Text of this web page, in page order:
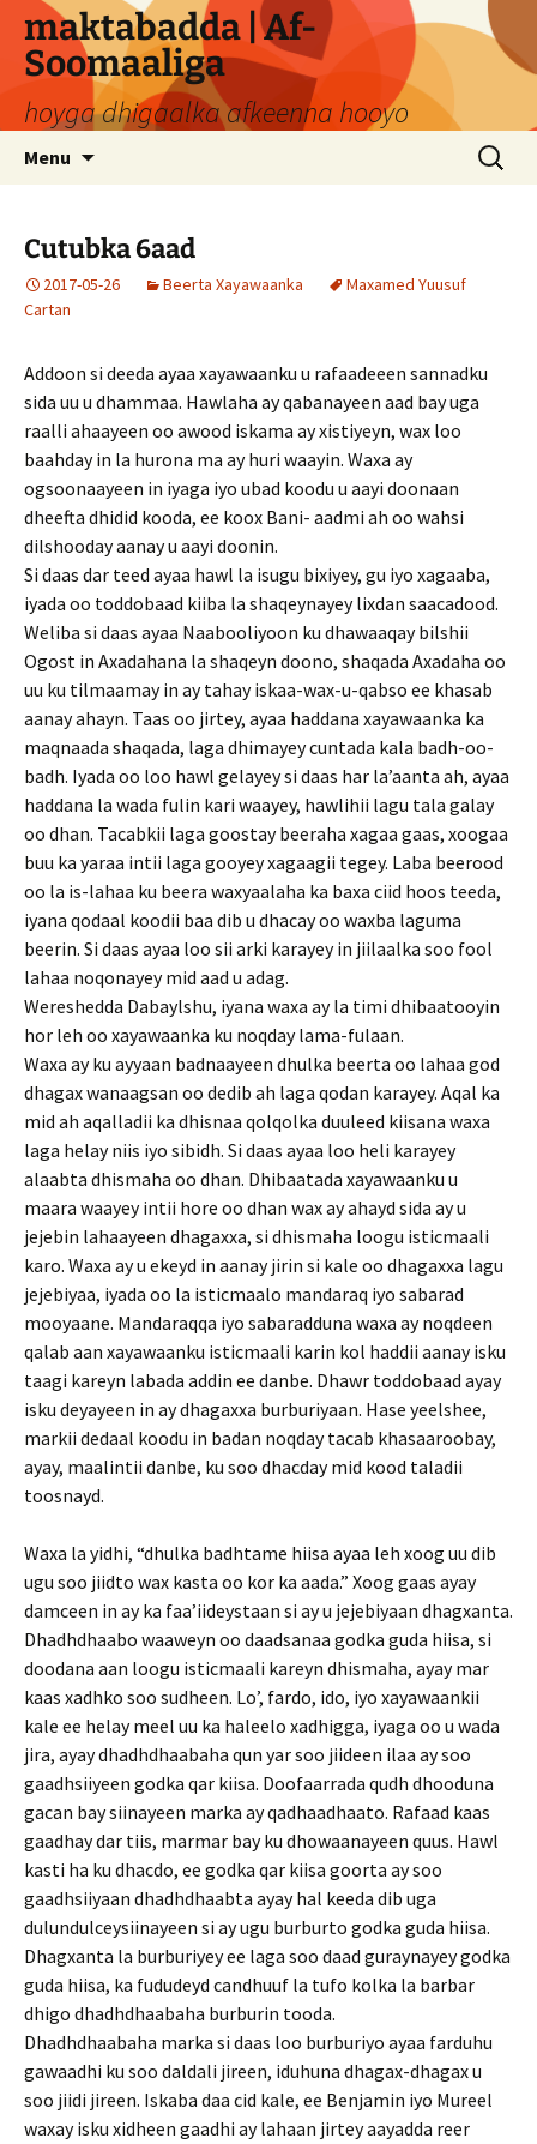
Skip
content
maktabadda | Af-
Soomaaliga
hoyga dhigaalka afkeenna hooyo
Menu
Search
for:
Cutubka 6aad
2017-05-26 Beerta Xayawaanka
Maxamed Yuusuf
Cartan
Addoon si deeda ayaa xayawaanku u rafaadeeen sannadku
sida uu u dhammaa. Hawlaha ay qabanayeen aad bay uga
raalli ahaayeen oo awood iskama ay xistiyeyn, wax loo
baahday in la hurona ma ay huri waayin. Waxa ay
ogsoonaayeen in iyaga iyo ubad koodu u aayi doonaan
dheefta dhidid kooda, ee koox Bani- aadmi ah oo wahsi
dilshooday aanay u aayi doonin.
Si daas dar teed ayaa hawl la isugu bixiyey, gu iyo xagaaba,
iyada oo toddobaad kiiba la shaqeynayey lixdan saacadood.
Weliba si daas ayaa Naabooliyoon ku dhawaaqay bilshii
Ogost in Axadahana la shaqeyn doono, shaqada Axadaha oo
uu ku tilmaamay in ay tahay iskaa-wax-u-qabso ee khasab
aanay ahayn. Taas oo jirtey, ayaa haddana xayawaanka ka
maqnaada shaqada, laga dhimayey cuntada kala badh-oo-
badh. Iyada oo loo hawl gelayey si daas har la’aanta ah, ayaa
haddana la wada fulin kari waayey, hawlihii lagu tala galay
oo dhan. Tacabkii laga goostay beeraha xagaa gaas, xoogaa
buu ka yaraa intii laga gooyey xagaagii tegey. Laba beerood
oo la is-lahaa ku beera waxyaalaha ka baxa ciid hoos teeda,
iyana qodaal koodii baa dib u dhacay oo waxba laguma
beerin. Si daas ayaa loo sii arki karayey in jiilaalka soo fool
lahaa noqonayey mid aad u adag.
Wereshedda Dabaylshu, iyana waxa ay la timi dhibaatooyin
hor leh oo xayawaanka ku noqday lama-fulaan.
Waxa ay ku ayyaan badnaayeen dhulka beerta oo lahaa god
dhagax wanaagsan oo dedib ah laga qodan karayey. Aqal ka
mid ah aqalladii ka dhisnaa qolqolka duuleed kiisana waxa
laga helay niis iyo sibidh. Si daas ayaa loo heli karayey
alaabta dhismaha oo dhan. Dhibaatada xayawaanku u
maara waayey intii hore oo dhan wax ay ahayd sida ay u
jejebin lahaayeen dhagaxxa, si dhismaha loogu isticmaali
karo. Waxa ay u ekeyd in aanay jirin si kale oo dhagaxxa lagu
jejebiyaa, iyada oo la isticmaalo mandaraq iyo sabarad
mooyaane. Mandaraqqa iyo sabaradduna waxa ay noqdeen
qalab aan xayawaanku isticmaali karin kol haddii aanay isku
taagi kareyn labada addin ee danbe. Dhawr toddobaad ayay
isku deyayeen in ay dhagaxxa burburiyaan. Hase yeelshee,
markii dedaal koodu in badan noqday tacab khasaaroobay,
ayay, maalintii danbe, ku soo dhacday mid kood taladii
toosnayd.
Waxa la yidhi, “dhulka badhtame hiisa ayaa leh xoog uu dib
ugu soo jiidto wax kasta oo kor ka aada.” Xoog gaas ayay
damceen in ay ka faa’iideystaan si ay u jejebiyaan dhagxanta.
Dhadhdhaabo waaweyn oo daadsanaa godka guda hiisa, si
doodana aan loogu isticmaali kareyn dhismaha, ayay mar
kaas xadhko soo sudheen. Lo’, fardo, ido, iyo xayawaankii
kale ee helay meel uu ka haleelo xadhigga, iyaga oo u wada
jira, ayay dhadhdhaabaha qun yar soo jiideen ilaa ay soo
gaadhsiiyeen godka qar kiisa. Doofaarrada qudh dhooduna
gacan bay siinayeen marka ay qadhaadhaato. Rafaad kaas
gaadhay dar tiis, marmar bay ku dhowaanayeen quus. Hawl
kasti ha ku dhacdo, ee godka qar kiisa goorta ay soo
gaadhsiiyaan dhadhdhaabta ayay hal keeda dib uga
dulundulceysiinayeen si ay ugu burburto godka guda hiisa.
Dhagxanta la burburiyey ee laga soo daad guraynayey godka
guda hiisa, ka fududeyd candhuuf la tufo kolka la barbar
dhigo dhadhdhaabaha burburin tooda.
Dhadhdhaabaha marka si daas loo burburiyo ayaa farduhu
gawaadhi ku soo daldali jireen, iduhuna dhagax-dhagax u
soo jiidi jireen. Iskaba daa cid kale, ee Benjamin iyo Mureel
waxay isku xidheen gaadhi ay lahaan jirtey aayadda reer